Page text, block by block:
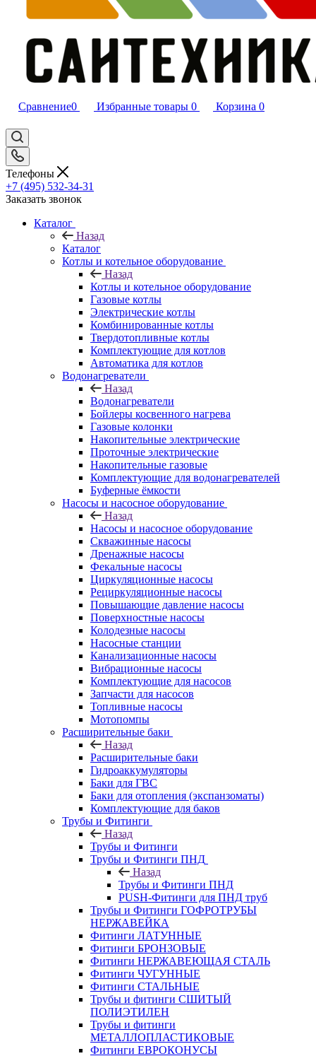
Сравнение0 Избранные товары 0 Корзина 0
Телефоны
+7 (495) 532‑34‑31
Заказать звонок
Каталог
Назад
Каталог
Котлы и котельное оборудование
Назад
Котлы и котельное оборудование
Газовые котлы
Электрические котлы
Комбинированные котлы
Твердотопливные котлы
Комплектующие для котлов
Автоматика для котлов
Водонагреватели
Назад
Водонагреватели
Бойлеры косвенного нагрева
Газовые колонки
Накопительные электрические
Проточные электрические
Накопительные газовые
Комплектующие для водонагревателей
Буферные ёмкости
Насосы и насосное оборудование
Назад
Насосы и насосное оборудование
Скважинные насосы
Дренажные насосы
Фекальные насосы
Циркуляционные насосы
Рециркуляционные насосы
Повышающие давление насосы
Поверхностные насосы
Колодезные насосы
Насосные станции
Канализационные насосы
Вибрационные насосы
Комплектующие для насосов
Запчасти для насосов
Топливные насосы
Мотопомпы
Расширительные баки
Назад
Расширительные баки
Гидроаккумуляторы
Баки для ГВС
Баки для отопления (экспанзоматы)
Комплектующие для баков
Трубы и Фитинги
Назад
Трубы и Фитинги
Трубы и Фитинги ПНД
Назад
Трубы и Фитинги ПНД
PUSH-Фитинги для ПНД труб
Трубы и Фитинги ГОФРОТРУБЫ
НЕРЖАВЕЙКА
Фитинги ЛАТУННЫЕ
Фитинги БРОНЗОВЫЕ
Фитинги НЕРЖАВЕЮЩАЯ СТАЛЬ
Фитинги ЧУГУННЫЕ
Фитинги СТАЛЬНЫЕ
Трубы и фитинги СШИТЫЙ
ПОЛИЭТИЛЕН
Трубы и фитинги
МЕТАЛЛОПЛАСТИКОВЫЕ
Фитинги ЕВРОКОНУСЫ